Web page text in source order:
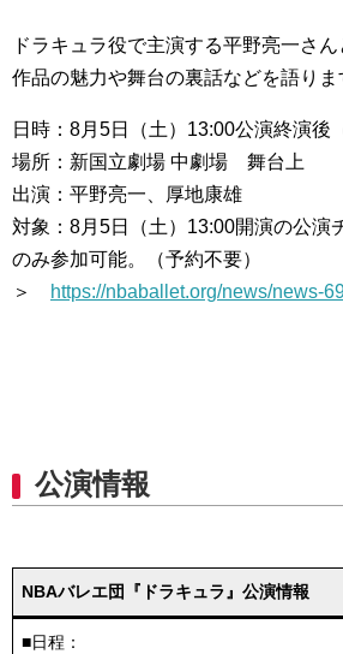
ドラキュラ役で主演する平野亮一さん
作品の魅力や舞台の裏話などを語りま
日時：8月5日（土）13:00公演終演後
場所：新国立劇場 中劇場 舞台上
出演：平野亮一、厚地康雄
対象：8月5日（土）13:00開演の公演
のみ参加可能。（予約不要）
＞
https://nbaballet.org/news/news-
公演情報
NBAバレエ団『ドラキュラ』公演情報
■日程：